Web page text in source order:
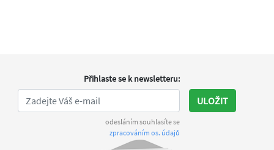
Přihlaste se k newsletteru:
odesláním souhlasíte se
zpracováním os. údajů
ULOŽIT